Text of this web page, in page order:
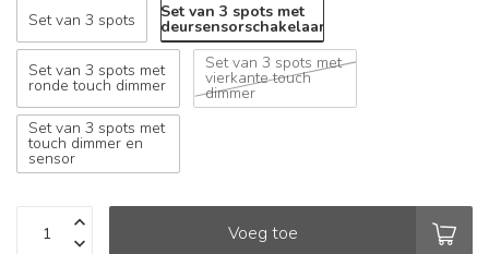
Set van 3 spots Set van 3 spots met
deursensorschakelaar
Set van 3 spots met
ronde touch dimmer
Set van 3 spots met
vierkante touch
dimmer
Set van 3 spots met
touch dimmer en
sensor
Voeg toe